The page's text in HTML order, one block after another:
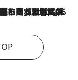
海峡封鎖による影響はいつまで続く？《エネルギー専門家に聞く“どうなる日本の暮らし”》